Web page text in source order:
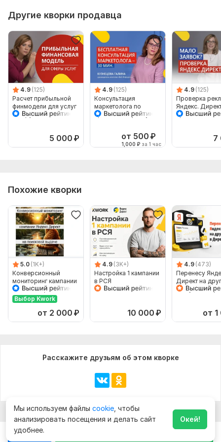
Оптимизация цены кликов
Расширение семантики
Анализ результатов
Предоставление отчетов
Количество дней: 7
Срок выполнения:
7 дней
Тип: Ведение
Чат
Другие кворки продавца
4.9 (125)
Расчет прибыльной
финмодели для услуг
с выручкой до 2 млн.
5 000 ₽
4.9 (125)
Консультация
маркетолога по
продажам и росту
от 500 ₽
1,000 ₽ за 1 час
4.9 (125)
Проверка
Яндекс.
продаж с
7
Похожие кворки
5.0 (1K+)
Конверсионный
мониторинг кампании
Яндекс Директ на
поисковой выдаче
Выбор Kwork
от 2 000 ₽
4.9 (3K+)
Настройка 1 кампании
в РСЯ
10 000 ₽
4.9 (473)
Перенесу
Директ на
аккаунт в
от
Расскажите друзьям об этом кворке
Мы используем файлы cookie , чтобы
анализировать посещения и делать сайт
удобнее.
Окей!